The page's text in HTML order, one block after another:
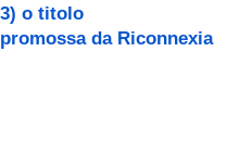
o titolo
da Riconnexia